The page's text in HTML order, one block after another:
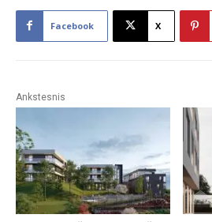
Facebook X
Ankstesnis